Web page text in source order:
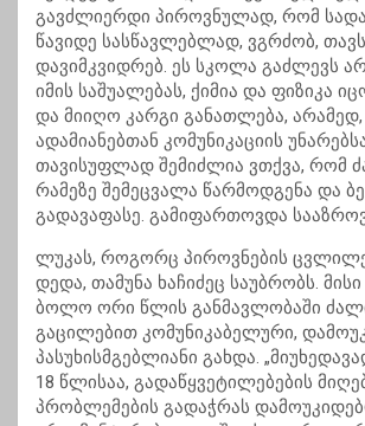
გავძლიერდი პიროვნულად, რომ
წავიდე სასწავლებლად, ვგრძობ,
დავიმკვიდრებ. ეს სკოლა გაძლევს
იმის საშუალებას, ქიმია და ფიზიკა
და მიიღო კარგი განათლება, არამედ,
ადამიანებთან კომუნიკაციის
თავისუფლად შემიძლია ვთქვა, რომ
რამეზე შემეცვალა წარმოდგენა და
გადავაფასე. გამიფართოვდა
ლუკას, როგორც პიროვნების
დედა, თამუნა ხაჩიძეც საუბრობს.
ბოლო ორი წლის განმავლობაში
გაცილებით კომუნიკაბელური,
პასუხისმგებლიანი გახდა.
18 წლისაა, გადაწყვეტილებების
პრობლემების გადაჭრას